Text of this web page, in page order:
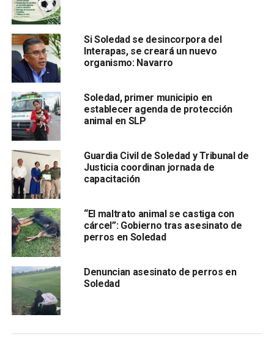
De acuerdo al titular del Instituto Municipal de la Juventud,
las fechas de entrega de las becas de transporte para las
y los universitarios se darán en próximas semanas.
El funcionario reconoció que, este programa será de gran
beneficio para los universitarios soledenses quienes
diariamente tienen que tomar varios camiones para llegar
a su centro de estudio, lo cual afecta notablemente su
económica y la de sus familias.
Consideró que, este tipo de programas son benéficos
para la población que se encuentra en situación de alta
vulnerabilidad económica, confió además, en que las y los
jóvenes hagan buen uso de su beca y esto sea un
incentivo para que continúen con su educación.
Si Soledad se desincorpora del
Interapas, se creará un nuevo
organismo: Navarro
Soledad, primer municipio en
establecer agenda de protección
animal en SLP
Guardia Civil de Soledad y Tribunal de
Justicia coordinan jornada de
capacitación
“El maltrato animal se castiga con
cárcel”: Gobierno tras asesinato de
perros en Soledad
Denuncian asesinato de perros en
Soledad